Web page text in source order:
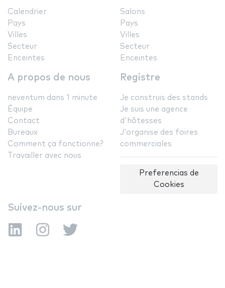
Calendrier
Pays
Villes
Secteur
Enceintes
Salons
Pays
Villes
Secteur
Enceintes
A propos de nous
neventum dans 1 minute
Équipe
Contact
Bureaux
Comment ça fonctionne?
Travailler avec nous
Registre
Je construis des stands
Je suis une agence
d'hôtesses
J'organise des foires
commerciales
Preferencias de
Cookies
Suivez-nous sur